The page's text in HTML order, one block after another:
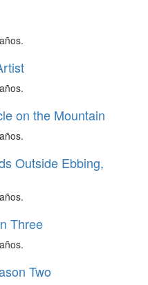
on the Mountain
Outside Ebbing,
Three
Two